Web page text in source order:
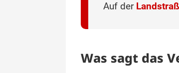
Auf der
Was sagt das